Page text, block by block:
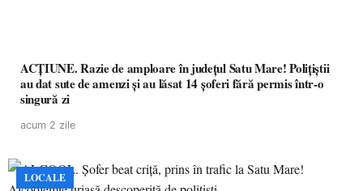
ACȚIUNE. Razie de amploare în județul Satu Mare! Polițiștii
au dat sute de amenzi și au lăsat 14 șoferi fără permis într-o
singură zi
acum 2 zile
LOCALE